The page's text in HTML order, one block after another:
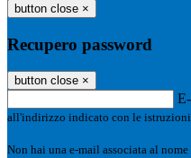
button close ×
Recupero password
button close ×
all'indirizzo indicato con le istruzioni
Non hai una e-mail associata al